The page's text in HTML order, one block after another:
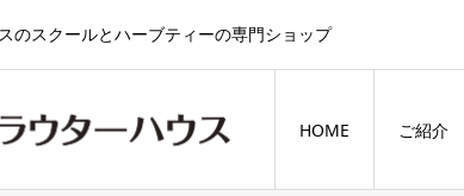
のスクールとハーブティーの専門ショップ
HOME ご紹介